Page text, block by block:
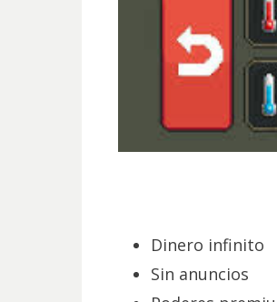
Dinero infinito
Sin anuncios